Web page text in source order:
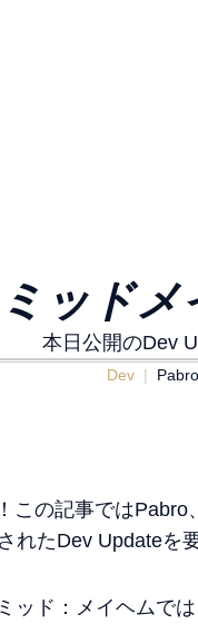
ッド
本日公開のDev
Dev
この記事では
れたDev Updateを
ッド：メイヘムで